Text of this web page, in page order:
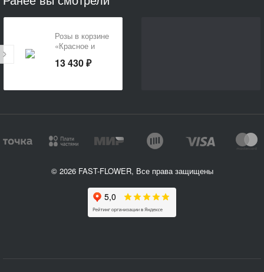
Розы в корзине
«Красное и
13 430 ₽
© 2026 FAST-FLOWER, Все права защищены